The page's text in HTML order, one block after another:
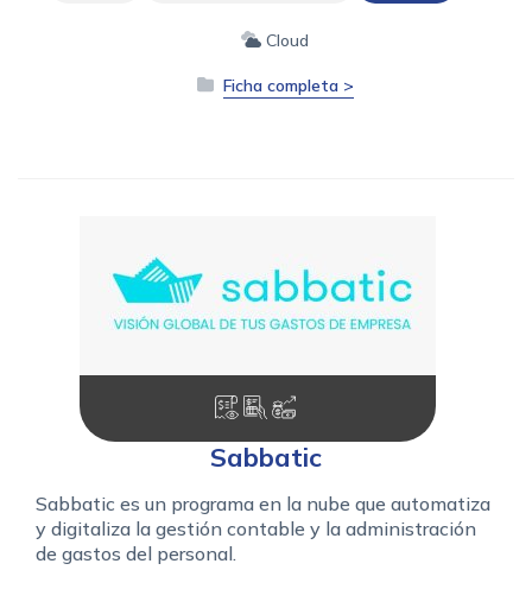
Cloud
Ficha completa >
Sabbatic
Sabbatic es un programa en la nube que automatiza
y digitaliza la gestión contable y la administración
de gastos del personal.